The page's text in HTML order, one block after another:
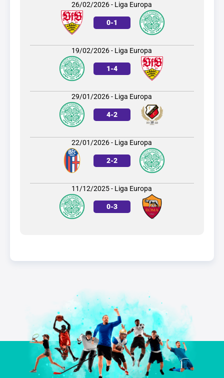
26/02/2026 - Liga Europa
0-1
19/02/2026 - Liga Europa
1-4
29/01/2026 - Liga Europa
4-2
22/01/2026 - Liga Europa
2-2
11/12/2025 - Liga Europa
0-3